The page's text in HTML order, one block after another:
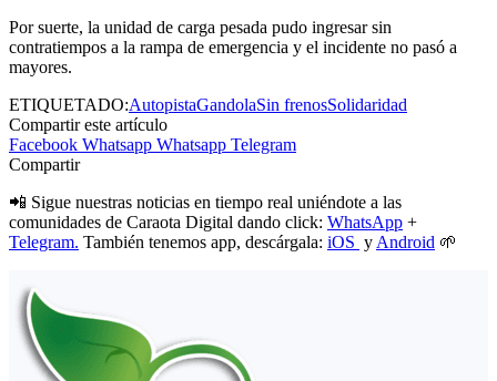
Por suerte, la unidad de carga pesada pudo ingresar sin
contratiempos a la rampa de emergencia y el incidente no pasó a
mayores.
ETIQUETADO:AutopistaGandolaSin frenosSolidaridad
Compartir este artículo
Facebook Whatsapp Whatsapp Telegram
Compartir
📲 Sigue nuestras noticias en tiempo real uniéndote a las
comunidades de Caraota Digital dando click: WhatsApp +
Telegram. También tenemos app, descárgala: iOS y Android 🌱